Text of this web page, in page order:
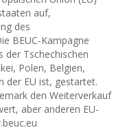
auf,
des
BEUC-Kampagne
Tschechischen
Polen, Belgien,
der EU ist, gestartet.
den Weiterverkauf
aber anderen EU-